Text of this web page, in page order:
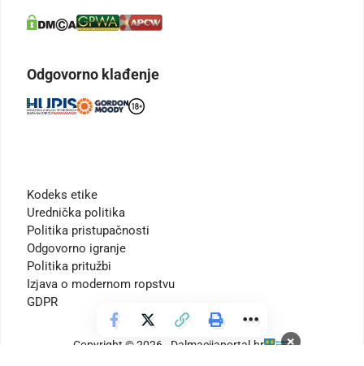
×
Odgovorno klađenje
Kodeks etike
Urednička politika
Politika pristupačnosti
Odgovorno igranje
Politika pritužbi
Izjava o modernom ropstvu
GDPR
Copyright © 2026 - Dalmacijaportal.hr